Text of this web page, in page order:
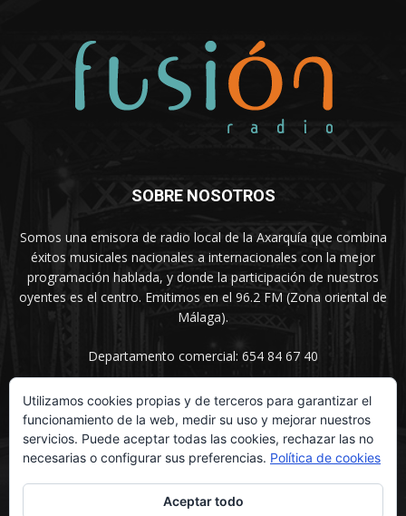
SOBRE NOSOTROS
Somos una emisora de radio local de la Axarquía que combina
éxitos musicales nacionales a internacionales con la mejor
programación hablada, y donde la participación de nuestros
oyentes es el centro. Emitimos en el 96.2 FM (Zona oriental de
Málaga).
Departamento comercial: 654 84 67 40
SÍGUENOS
Utilizamos cookies propias y de terceros para garantizar el
funcionamiento de la web, medir su uso y mejorar nuestros
servicios. Puede aceptar todas las cookies, rechazar las no
necesarias o configurar sus preferencias. Política de cookies
Aceptar todo